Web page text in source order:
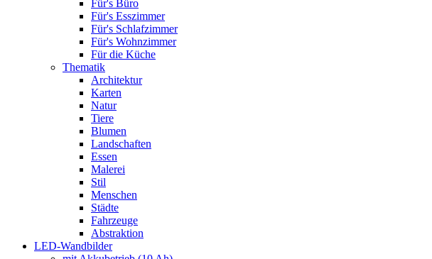
Für's Büro
Für's Esszimmer
Für's Schlafzimmer
Für's Wohnzimmer
Für die Küche
Thematik
Architektur
Karten
Natur
Tiere
Blumen
Landschaften
Essen
Malerei
Stil
Menschen
Städte
Fahrzeuge
Abstraktion
LED-Wandbilder